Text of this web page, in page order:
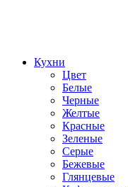
Кухни
Цвет
Белые
Черные
Желтые
Красные
Зеленые
Серые
Бежевые
Глянцевые